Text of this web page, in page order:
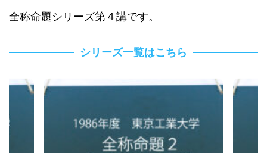
全称命題シリーズ第４講です。
シリーズ一覧はこちら